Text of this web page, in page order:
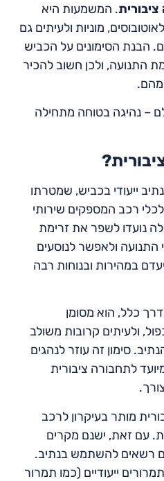
. המשמעות היא
מוניות ולעיתים גם
הבנת הסימונים על הכביש
התנועה, ולכן חשוב להכיר
– נהיגה בטוחה מתחילה
ייעודי בכביש, שמטרתו
רכב המספקים שירותי
נועדו לשפר את זרימת
ולאפשר לנוסעים
במהירות ובנוחות רבה
כלל, הוא מסומן
ולעיתים קרובות משולב
סימון זה עוזר לנהגים
לתחבורה ציבורית
מותר בעיקרון לרכב
עם זאת, ישנם מקרים
רשאים להשתמש בנתיב.
ייעודיים (כמו תמרור